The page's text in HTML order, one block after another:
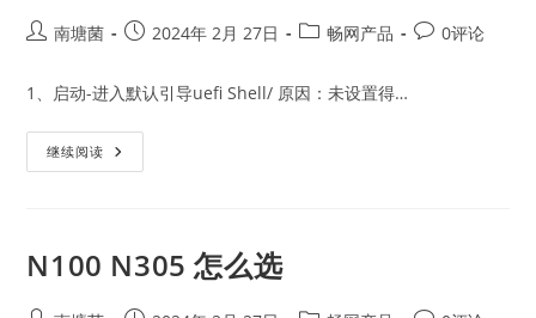
Post南塘菌
Post2024年 2月 27日
Post畅网产品
Post0评论
1、启动-进入默认引导uefi Shell/ 原因：未设置得…
继续阅读 畅
网
汇
总
N100 N305 怎么选